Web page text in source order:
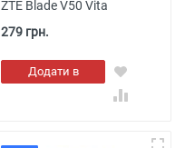
ZTE Blade V50 Vita
279 грн.
Додати в
кошик